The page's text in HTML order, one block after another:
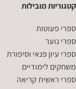
קטגוריות מובילות
ספרי פעוטות
ספרי נוער
ספרי עיון פנאי וסיפורת
משחקים לימודיים
ספרי ראשית קריאה